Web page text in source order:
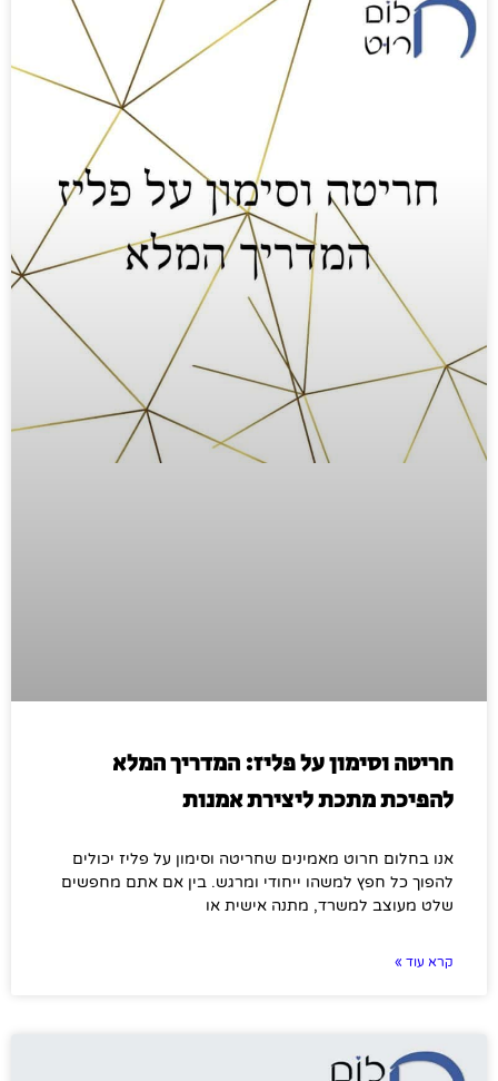
חריטה וסימון על פליז: המדריך המלא
להפיכת מתכת ליצירת אמנות
אנו בחלום חרוט מאמינים שחריטה וסימון על פליז יכולים
להפוך כל חפץ למשהו ייחודי ומרגש. בין אם אתם מחפשים
שלט מעוצב למשרד, מתנה אישית או
קרא עוד »